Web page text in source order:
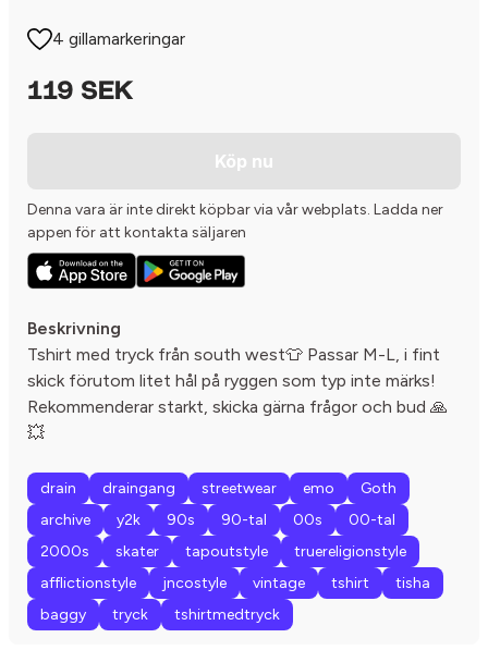
4 gillamarkeringar
119 SEK
Köp nu
Denna vara är inte direkt köpbar via vår webplats. Ladda ner
appen för att kontakta säljaren
Beskrivning
Tshirt med tryck från south west👕 Passar M-L, i fint
skick förutom litet hål på ryggen som typ inte märks!
Rekommenderar starkt, skicka gärna frågor och bud 🙏
💥
drain draingang streetwear emo
Goth
archive
y2k 90s 90-tal 00s
00-tal
2000s
skater tapoutstyle
truereligionstyle
afflictionstyle
jncostyle vintage tshirt
tisha
baggy
tryck tshirtmedtryck